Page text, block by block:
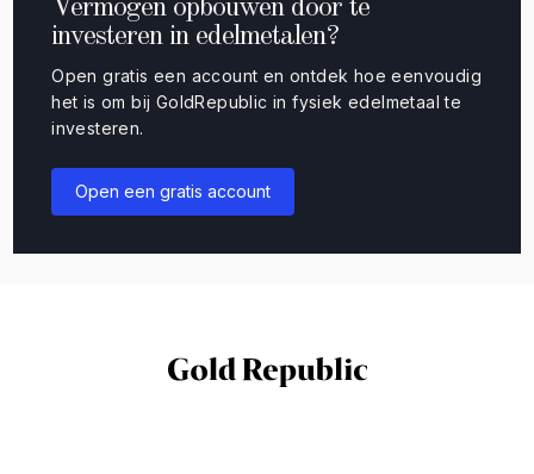
Vermogen opbouwen door te
investeren in edelmetalen?
Open gratis een account en ontdek hoe eenvoudig
het is om bij GoldRepublic in fysiek edelmetaal te
investeren.
Open een gratis account